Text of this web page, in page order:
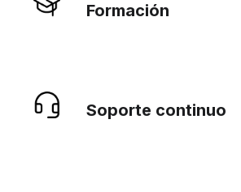
Formación
Soporte continuo